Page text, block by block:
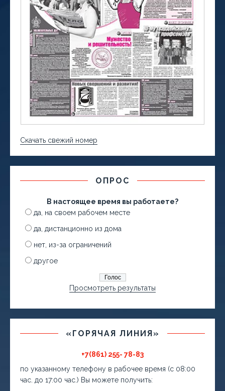
Скачать свежий номер
ОПРОС
В настоящее время вы работаете?
да, на своем рабочем месте
да, дистанционно из дома
нет, из-за ограничений
другое
Просмотреть результаты
«ГОРЯЧАЯ ЛИНИЯ»
+7(861) 255- 78-83
по указанному телефону в рабочее время (с 08:00
час. до 17:00 час.) Вы можете получить: